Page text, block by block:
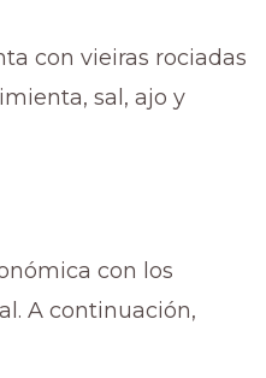
con vieiras rociadas
sal, ajo y
con los
A continuación,